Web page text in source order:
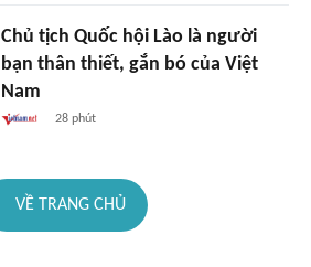
Chủ tịch Quốc hội Lào là người
bạn thân thiết, gắn bó của Việt
Nam
28 phút
VỀ TRANG CHỦ